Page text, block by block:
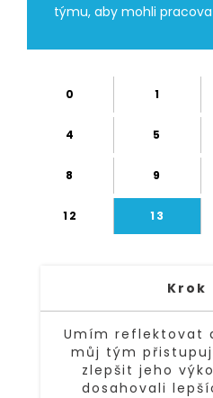
týmu, aby mohli
0 1
4 5
8 9
12 13
Krok
Umím reflektovat
můj tým
zlepšit jeho
dosahovali